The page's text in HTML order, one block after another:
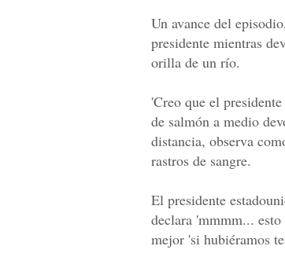
Un avance del
presidente mientras
orilla de un río.
'Creo que el
de salmón a medio
distancia, observa
rastros de sangre.
El presidente
declara 'mmmm...
mejor 'si hubiéramos